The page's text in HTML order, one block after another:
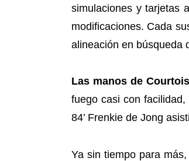
simulaciones y tarjetas
modificaciones. Cada
alineación en búsqueda
Las manos de
fuego casi con
84’ Frenkie de Jong
Ya sin tiempo para